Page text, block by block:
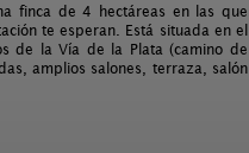
finca de 4 hectáreas en las que
te esperan. Está situada en el
de la Vía de la Plata (camino de
amplios salones, terraza, salón